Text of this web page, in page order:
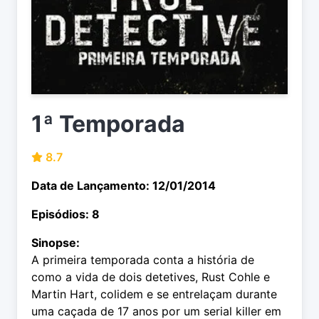
1ª Temporada
8.7
Data de Lançamento: 12/01/2014
Episódios: 8
Sinopse:
A primeira temporada conta a história de
como a vida de dois detetives, Rust Cohle e
Martin Hart, colidem e se entrelaçam durante
uma caçada de 17 anos por um serial killer em